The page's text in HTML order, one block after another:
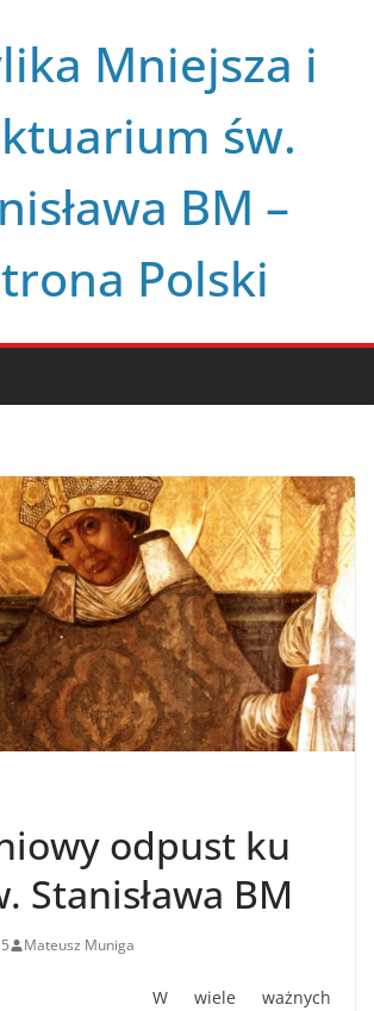
Mniejsza i
św.
BM –
Polski
odpust ku
Stanisława BM
Mateusz Muniga
W wiele ważnych